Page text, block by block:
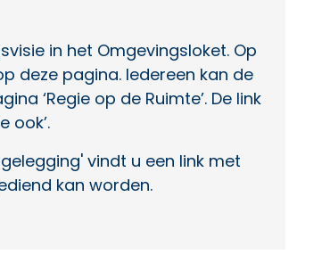
in het Omgevingsloket. Op
deze pagina. Iedereen kan de
‘Regie op de Ruimte’. De link
ook’.
vindt u een link met
kan worden.